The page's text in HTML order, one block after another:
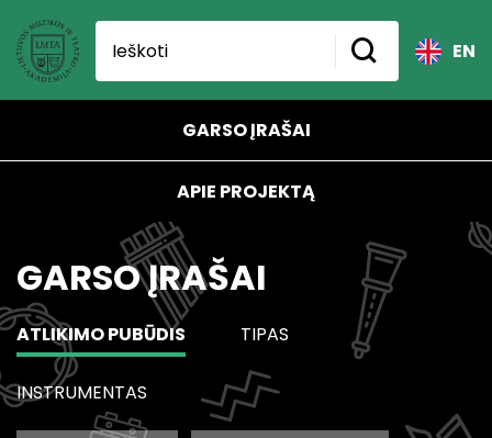
EN
GARSO ĮRAŠAI
APIE PROJEKTĄ
GARSO ĮRAŠAI
ATLIKIMO PUBŪDIS TIPAS
INSTRUMENTAS